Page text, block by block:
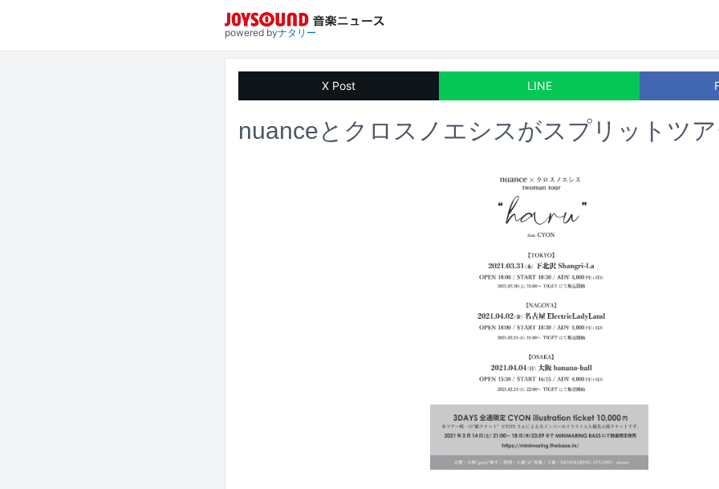
powered byナタリー
X Post LINE
nuanceとクロスノエシスがスプリットツ